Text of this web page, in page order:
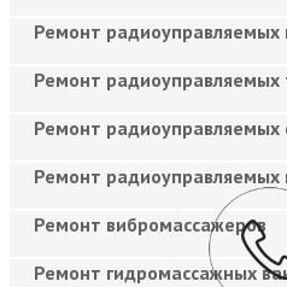
Ремонт
Ремонт радиоуправляемых
Ремонт радиоуправляемых
Ремонт радиоуправляемых
Ремонт вибромассажеров
Ремонт гидромассажных